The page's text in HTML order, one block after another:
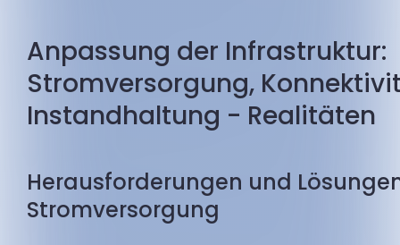
Anpassung der Infrastruktur:
Stromversorgung,
Instandhaltung - Realitäten
Herausforderungen und
Stromversorgung